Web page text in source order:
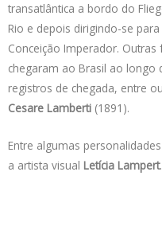
transatlântica a bordo do
Rio e depois dirigindo-se
Conceição Imperador.
chegaram ao Brasil ao longo
registros de chegada, entre
Cesare Lamberti (1891).
Entre algumas
a artista visual Letícia Lampert.